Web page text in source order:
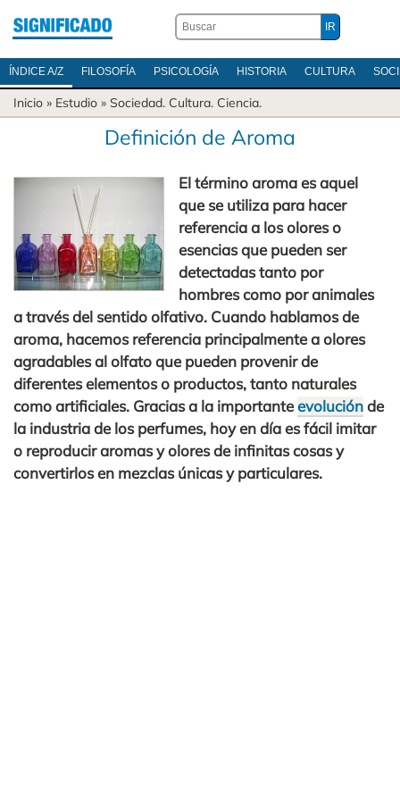
ÍNDICE A/Z FILOSOFÍA PSICOLOGÍA HISTORIA CULTURA
Inicio » Estudio » Sociedad. Cultura. Ciencia.
Definición de Aroma
El término aroma es aquel
que se utiliza para hacer
referencia a los olores o
esencias que pueden ser
detectadas tanto por
hombres como por animales
a través del sentido olfativo. Cuando hablamos de
aroma, hacemos referencia principalmente a olores
agradables al olfato que pueden provenir de
diferentes elementos o productos, tanto naturales
como artificiales. Gracias a la importanteevoluciónde
la industria de los perfumes, hoy en día es fácil imitar
o reproducir aromas y olores de infinitas cosas y
convertirlos en mezclas únicas y particulares.